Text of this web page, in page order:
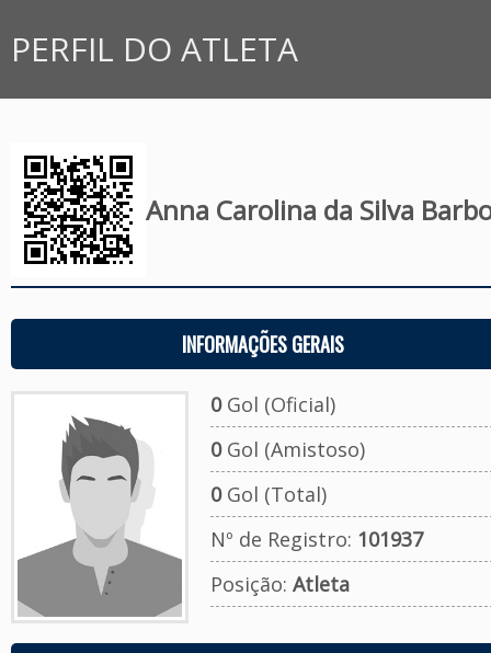
PERFIL DO ATLETA
Anna Carolina da Silva
INFORMAÇÕES GERAIS
0Gol (Oficial)
0Gol (Amistoso)
0Gol (Total)
Nº de Registro: 101937
Posição: Atleta